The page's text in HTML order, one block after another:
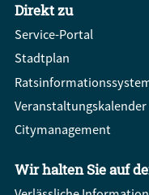
Direkt zu
Service-Portal
Stadtplan
Veranstaltungskalender
Citymanagement
Wir halten Sie auf